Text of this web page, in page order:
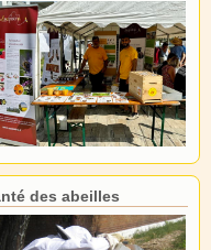
des abeilles